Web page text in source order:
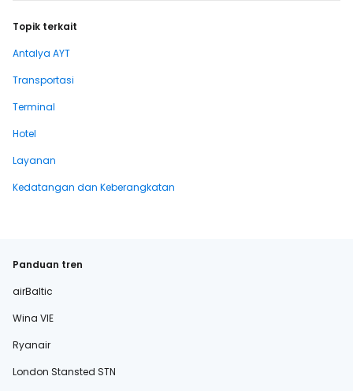
Topik terkait
Antalya AYT
Transportasi
Terminal
Hotel
Layanan
Kedatangan dan Keberangkatan
Panduan tren
airBaltic
Wina VIE
Ryanair
London Stansted STN